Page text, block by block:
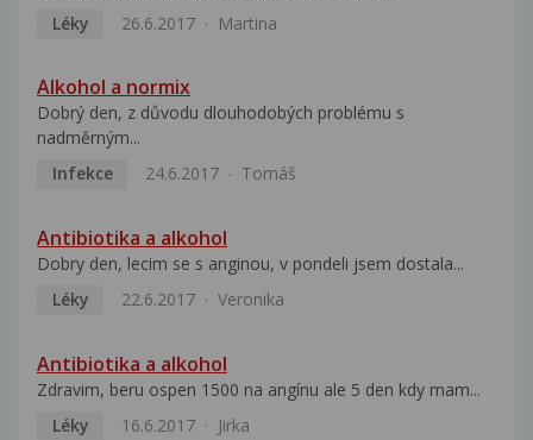
Léky
26.6.2017 Martina
Alkohol a normix
Dobrý den, z důvodu dlouhodobých problému s
nadměrným...
Infekce
24.6.2017 Tomáš
Antibiotika a alkohol
Dobry den, lecim se s anginou, v pondeli jsem dostala...
Léky
22.6.2017 Veronika
Antibiotika a alkohol
Zdravim, beru ospen 1500 na angínu ale 5 den kdy mam...
Léky
16.6.2017 Jirka